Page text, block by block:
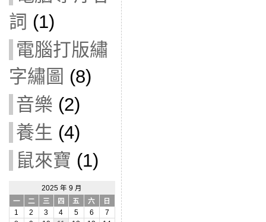
詞 (1)
電腦打版繡
字繡圖 (8)
音樂 (2)
養生 (4)
鼠來寶 (1)
2025 年 9 月
一
二 三 四 五 六
日
1
2 3 4 5 6
7